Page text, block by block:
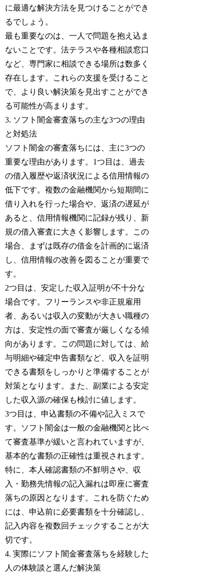
に最適な解決方法を見つけることができ
るでしょう。
最も重要なのは、一人で問題を抱え込ま
ないことです。法テラスや各種相談窓口
など、専門家に相談できる場所は数多く
存在します。これらの支援を受けること
で、より良い解決策を見出すことができ
る可能性が高まります。
3. ソフト闇金審査落ちの主な3つの理由
と対処法
ソフト闇金の審査落ちには、主に3つの
重要な理由があります。1つ目は、過去
の借入履歴や返済状況による信用情報の
低下です。複数の金融機関から短期間に
借り入れを行った場合や、返済の遅延が
あると、信用情報機関に記録が残り、新
規の借入審査に大きく影響します。この
場合、まずは既存の借金を計画的に返済
し、信用情報の改善を図ることが重要で
す。
2つ目は、安定した収入証明が不十分な
場合です。フリーランスや非正規雇用
者、あるいは収入の変動が大きい職種の
方は、安定性の面で審査が厳しくなる傾
向があります。この問題に対しては、給
与明細や確定申告書類など、収入を証明
できる書類をしっかりと準備することが
対策となります。また、副業による安定
した収入源の確保も検討に値します。
3つ目は、申込書類の不備や記入ミスで
す。ソフト闇金は一般の金融機関と比べ
て審査基準が緩いと言われていますが、
基本的な書類の正確性は重視されます。
特に、本人確認書類の不鮮明さや、収
入・勤務先情報の記入漏れは即座に審査
落ちの原因となります。これを防ぐため
には、申込前に必要書類を十分確認し、
記入内容を複数回チェックすることが大
切です。
4. 実際にソフト闇金審査落ちを経験した
人の体験談と選んだ解決策